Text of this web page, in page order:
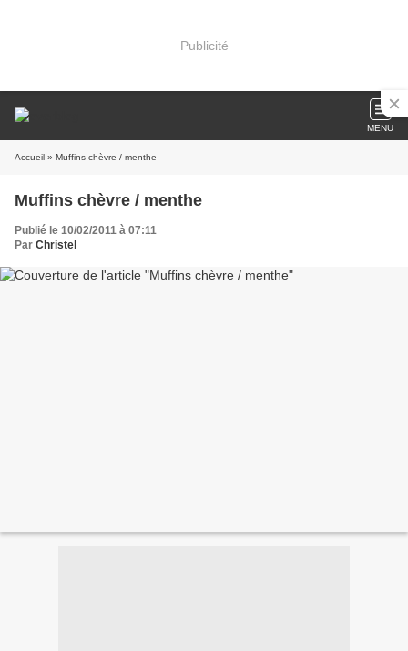
Publicité
MENU
Accueil » Muffins chèvre / menthe
Muffins chèvre / menthe
Publié le 10/02/2011 à 07:11
Par Christel